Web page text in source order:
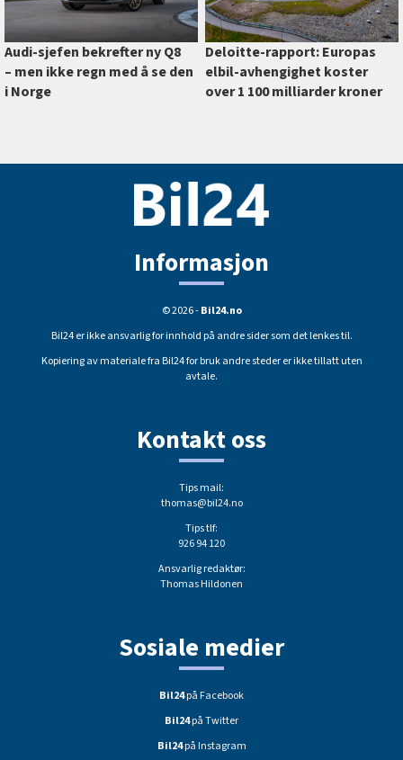
Audi-sjefen bekrefter ny Q8
–⁠ men ikke regn med å se den
i Norge
Deloitte-rapport: Europas
elbil-avhengighet koster
over 1 100 milliarder kroner
Informasjon
© 2026 -Bil24.no
Bil24 er ikke ansvarlig for innhold på andre sider som det lenkes til.
Kopiering av materiale fra Bil24 for bruk andre steder er ikke tillatt uten
avtale.
Kontakt oss
Tips mail:
thomas@bil24.no
Tips tlf:
926 94 120
Ansvarlig redaktør:
Thomas Hildonen
Sosiale medier
Bil24på Facebook
Bil24på Twitter
Bil24på Instagram